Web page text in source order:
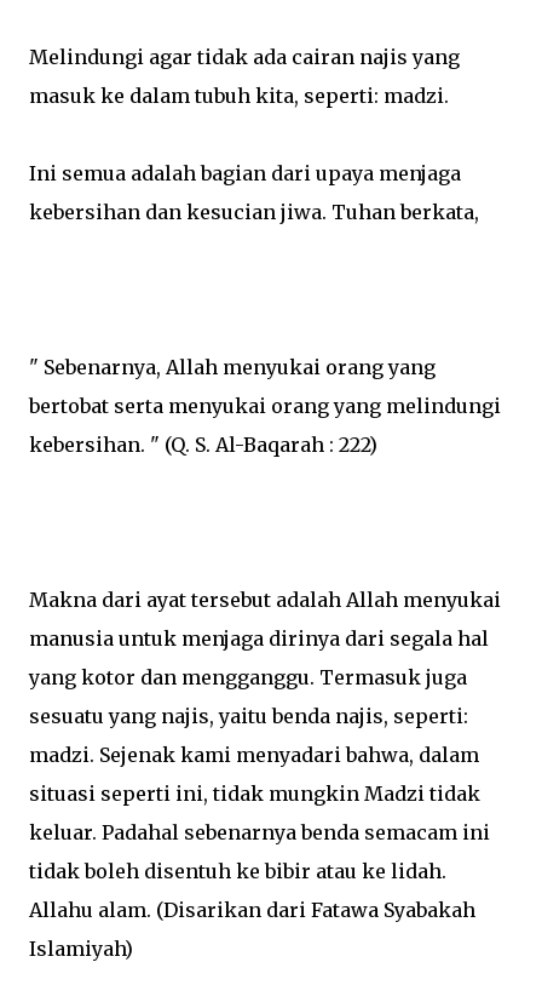
Melindungi agar tidak ada cairan najis yang
masuk ke dalam tubuh kita, seperti: madzi.
Ini semua adalah bagian dari upaya menjaga
kebersihan dan kesucian jiwa. Tuhan berkata,
" Sebenarnya, Allah menyukai orang yang
bertobat serta menyukai orang yang melindungi
kebersihan. " (Q. S. Al-Baqarah : 222)
Makna dari ayat tersebut adalah Allah menyukai
manusia untuk menjaga dirinya dari segala hal
yang kotor dan mengganggu. Termasuk juga
sesuatu yang najis, yaitu benda najis, seperti:
madzi. Sejenak kami menyadari bahwa, dalam
situasi seperti ini, tidak mungkin Madzi tidak
keluar. Padahal sebenarnya benda semacam ini
tidak boleh disentuh ke bibir atau ke lidah.
Allahu alam. (Disarikan dari Fatawa Syabakah
Islamiyah)